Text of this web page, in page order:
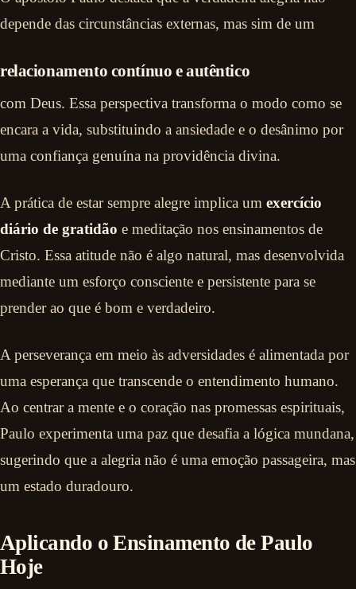
depende das circunstâncias externas, mas sim de um
relacionamento contínuo e autêntico
com Deus. Essa perspectiva transforma o modo como se
encara a vida, substituindo a ansiedade e o desânimo por
uma confiança genuína na providência divina.
A prática de estar sempre alegre implica um exercício
diário de gratidão e meditação nos ensinamentos de
Cristo. Essa atitude não é algo natural, mas desenvolvida
mediante um esforço consciente e persistente para se
prender ao que é bom e verdadeiro.
A perseverança em meio às adversidades é alimentada por
uma esperança que transcende o entendimento humano.
Ao centrar a mente e o coração nas promessas espirituais,
Paulo experimenta uma paz que desafia a lógica mundana,
sugerindo que a alegria não é uma emoção passageira, mas
um estado duradouro.
Aplicando o Ensinamento de Paulo
Hoje